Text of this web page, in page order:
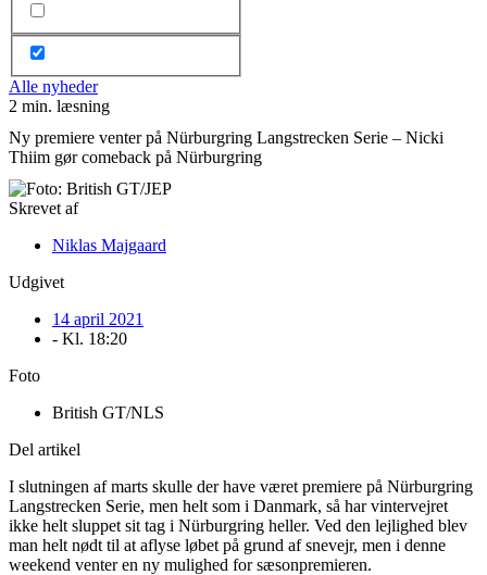
Alle nyheder
2 min. læsning
Ny premiere venter på Nürburgring Langstrecken Serie – Nicki
Thiim gør comeback på Nürburgring
Skrevet af
Niklas Majgaard
Udgivet
14 april 2021
- Kl. 18:20
Foto
British GT/NLS
Del artikel
I slutningen af marts skulle der have været premiere på Nürburgring
Langstrecken Serie, men helt som i Danmark, så har vintervejret
ikke helt sluppet sit tag i Nürburgring heller. Ved den lejlighed blev
man helt nødt til at aflyse løbet på grund af snevejr, men i denne
weekend venter en ny mulighed for sæsonpremieren.